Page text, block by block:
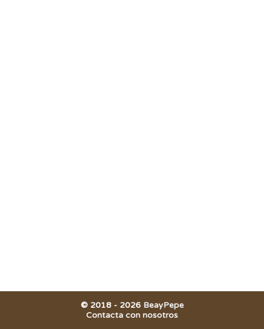
© 2018 - 2026 BeayPepe
Contacta con nosotros